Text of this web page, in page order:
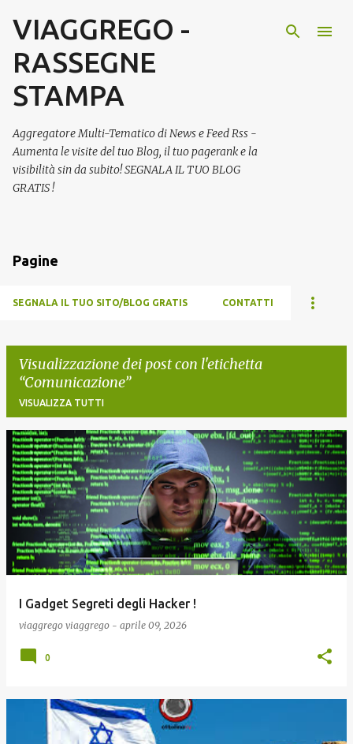
Passa ai contenuti principali
VIAGGREGO -
RASSEGNE
STAMPA
Aggregatore Multi-Tematico di News e Feed Rss -
Aumenta le visite del tuo Blog, il tuo pagerank e la
visibilità sin da subito! SEGNALA IL TUO BLOG
GRATIS !
Pagine
SEGNALA IL TUO SITO/BLOG GRATIS CONTATTI
Visualizzazione dei post con l'etichetta
Comunicazione
VISUALIZZA TUTTI
I Gadget Segreti degli Hacker !
viaggrego viaggrego - aprile 09, 2026
0